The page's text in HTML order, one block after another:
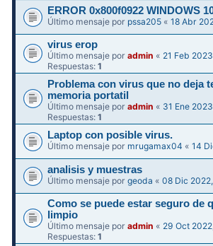
ERROR 0x800f0922 WINDOWS
Último mensaje por pssa205 «18 Abr
virus erop
Último mensaje poradmin « 21 Feb
Respuestas:1
Problema con virus que no deja
memoria portatil
Último mensaje poradmin « 31 Ene
Respuestas:1
Laptop con posible virus.
Último mensaje por mrugamax04 «14
analisis y muestras
Último mensaje porgeoda «08 Dic
Como se puede estar seguro de
limpio
Último mensaje poradmin « 29 Oct
Respuestas:1